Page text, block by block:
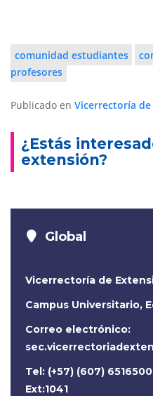
comunidad estudiantes
profesores
Publicado en Vicerrectoría
¿Estás
extensión?
Global
Vicerrectoría de
Campus Universitario,
Correo electrónico:
Tel: (+57) (607) 6516500
Ext:1041